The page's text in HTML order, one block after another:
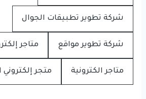
شركة تطوير تطبيقات الجوال
شركة تطوير مواقع متاجر
متاجر الكترونية متجر إلكتروني